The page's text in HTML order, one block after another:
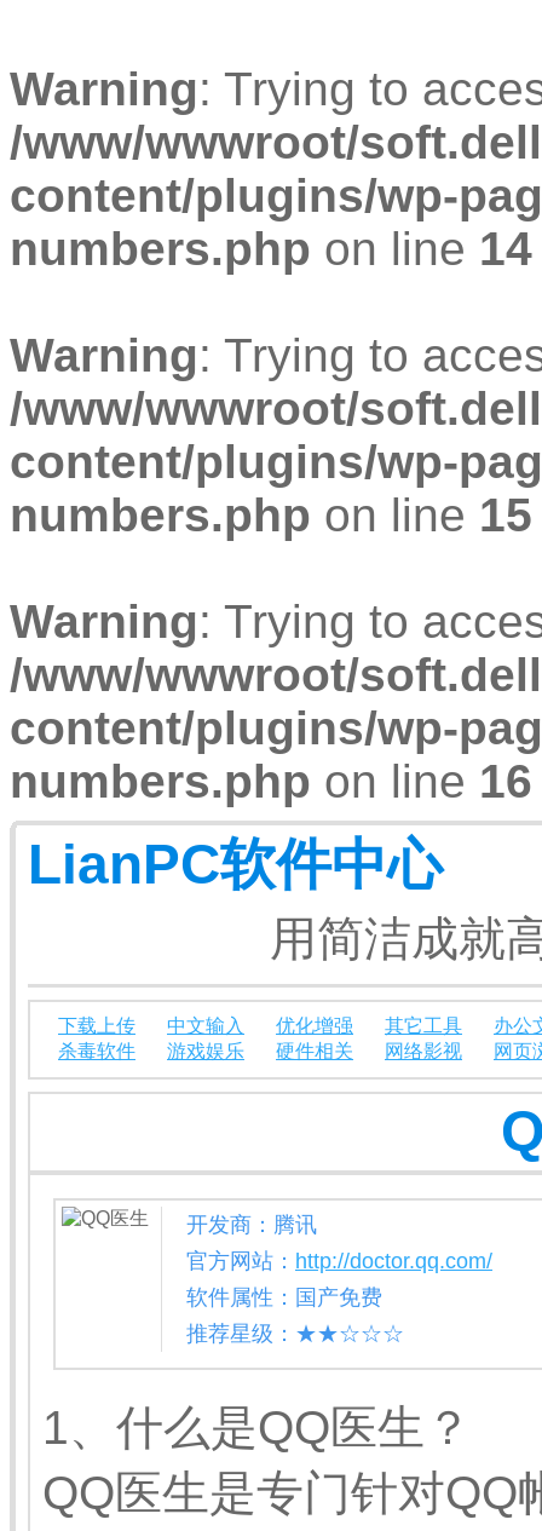
Warning: Trying to
/www/wwwroot/
content/plugins/wp-
numbers.php on line 14
Warning: Trying to
/www/wwwroot/
content/plugins/wp-
numbers.php on line 15
Warning: Trying to
/www/wwwroot/
content/plugins/wp-
numbers.php on line 16
LianPC软件中心
用简洁成就
下载上传 中文输入 优化增强 其它工具
办公
杀毒软件
游戏娱乐 硬件相关 网络影视 网页
开发商：腾讯
官方网站： http://doctor.qq.com/
软件属性：国产免费
推荐星级：★★☆☆☆
1、什么是QQ医生？
QQ医生是专门针对QQ